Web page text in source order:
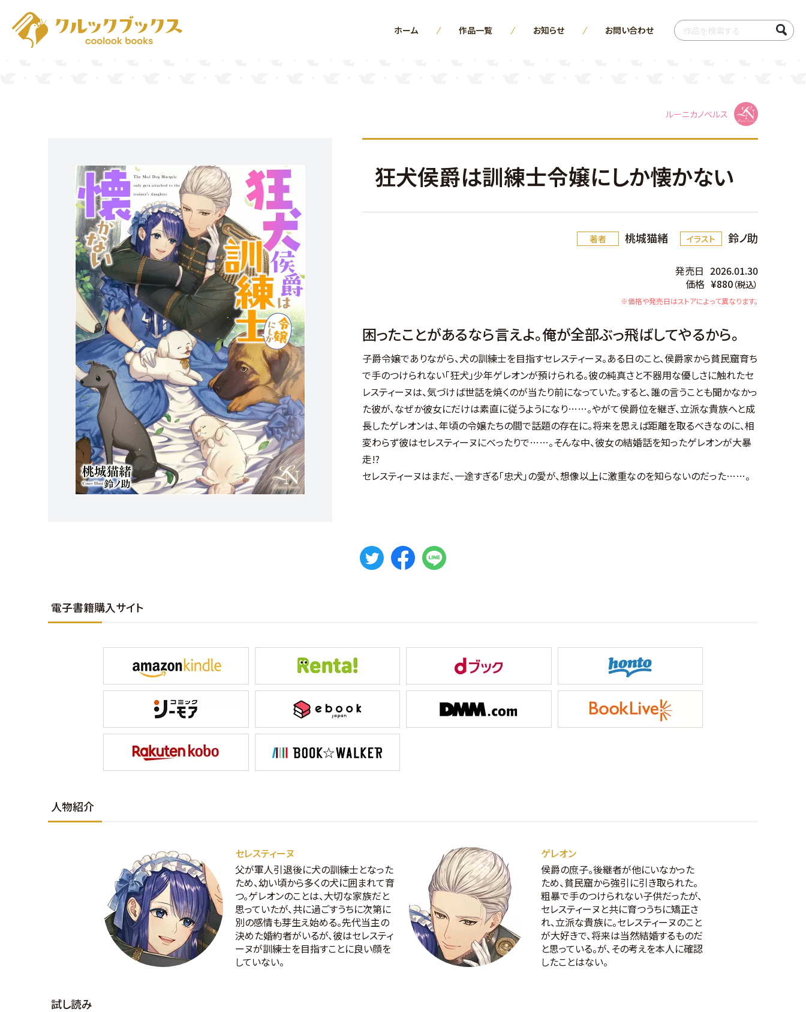
ホーム 作品一覧 お知らせ お問い合わせ
ルーニカノベルス
狂犬侯爵は訓練士令嬢にしか懐かない
著者 桃城猫緒 イラスト 鈴ノ助
発売日 2026.01.30
価格 ¥880（税込）
※価格や発売日はストアによって異なります。
困ったことがあるなら言えよ。俺が全部ぶっ飛ばしてやるから。
子爵令嬢でありながら、犬の訓練士を目指すセレスティーヌ。ある日のこと、侯爵家から貧民窟育ち
で手のつけられない「狂犬」少年ゲレオンが預けられる。彼の純真さと不器用な優しさに触れたセ
レスティーヌは、気づけば世話を焼くのが当たり前になっていた。すると、誰の言うことも聞かなかっ
た彼が、なぜか彼女にだけは素直に従うようになり……。やがて侯爵位を継ぎ、立派な貴族へと成
長したゲレオンは、年頃の令嬢たちの間で話題の存在に。将来を思えば距離を取るべきなのに、相
変わらず彼はセレスティーヌにべったりで……。そんな中、彼女の結婚話を知ったゲレオンが大暴
走!?
セレスティーヌはまだ、一途すぎる「忠犬」の愛が、想像以上に激重なのを知らないのだった……。
電子書籍購入サイト
人物紹介
セレスティーヌ
父が軍人引退後に犬の訓練士となった
ため、幼い頃から多くの犬に囲まれて育
つ。ゲレオンのことは、大切な家族だと
思っていたが、共に過ごすうちに次第に
別の感情も芽生え始める。先代当主の
決めた婚約者がいるが、彼はセレスティ
ーヌが訓練士を目指すことに良い顔を
していない。
ゲレオン
侯爵の庶子。後継者が他にいなかった
ため、貧民窟から強引に引き取られた。
粗暴で手のつけられない子供だったが、
セレスティーヌと共に育つうちに矯正さ
れ、立派な貴族に。セレスティーヌのこと
が大好きで、将来は当然結婚するものだ
と思っている。が、その考えを本人に確認
したことはない。
試し読み